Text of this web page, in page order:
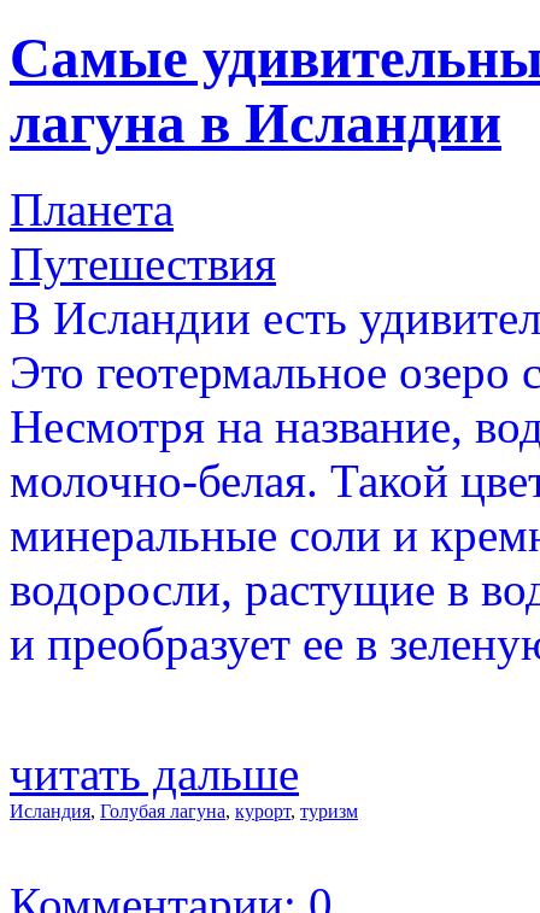
Самые
лагуна в Исландии
Планета
Путешествия
В Исландии есть
Это геотермальное озеро
Несмотря на название,
молочно-белая. Такой
минеральные соли и
водоросли, растущие в
и преобразует ее в
читать дальше
Исландия, Голубая лагуна, курорт, туризм